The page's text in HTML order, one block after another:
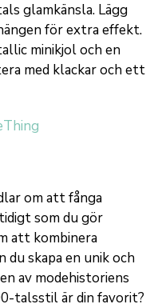
glamkänsla. Lägg
för extra effekt.
minikjol och en
med klackar och ett
om att fånga
som du gör
att kombinera
skapa en unik och
av modehistoriens
talsstil är din favorit?